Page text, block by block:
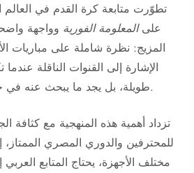
تطوّرت متابعة كرة القدم في
علىالمعلومة الفورية وواجهة
المزيج: نظرة شاملة على مباريات
الإشارة إلى القنوات الناقلة
طويلة، بل يجد ما يبحث عنه في جدول مُحكَم الترتيب يعكس إيقاع اليوم الكروي من الصباح وحتى نهاية آخر صافرة.
تزداد أهمية هذه المنهجية مع كثافة
للمحترفين والدوري المصري
مختلف الأجهزة، يحتاج المتابع